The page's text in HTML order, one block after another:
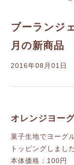
ブーランジ
月の新商品
2016年08月01日
オレンジヨー
菓子生地でヨーグ
トッピングしまし
本体価格：100円